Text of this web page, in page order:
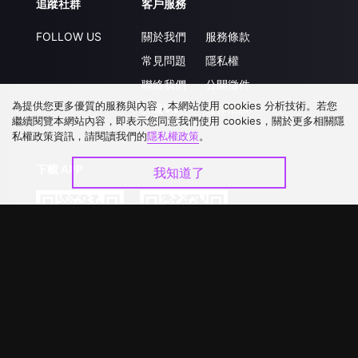
追蹤社群
FOLLOW US
客戶服務
關於我們
常見問題
聯絡我們
升級VIP
服務條款
隱私權
公開徵件
合作洽談
為提供您更多優質的服務與內容，本網站使用 cookies 分析技術。若您
繼續閱覽本網站內容，即表示您同意我們使用 cookies，關於更多相關隱
私權政策資訊，請閱讀我們的隱私權政策。
我知道了